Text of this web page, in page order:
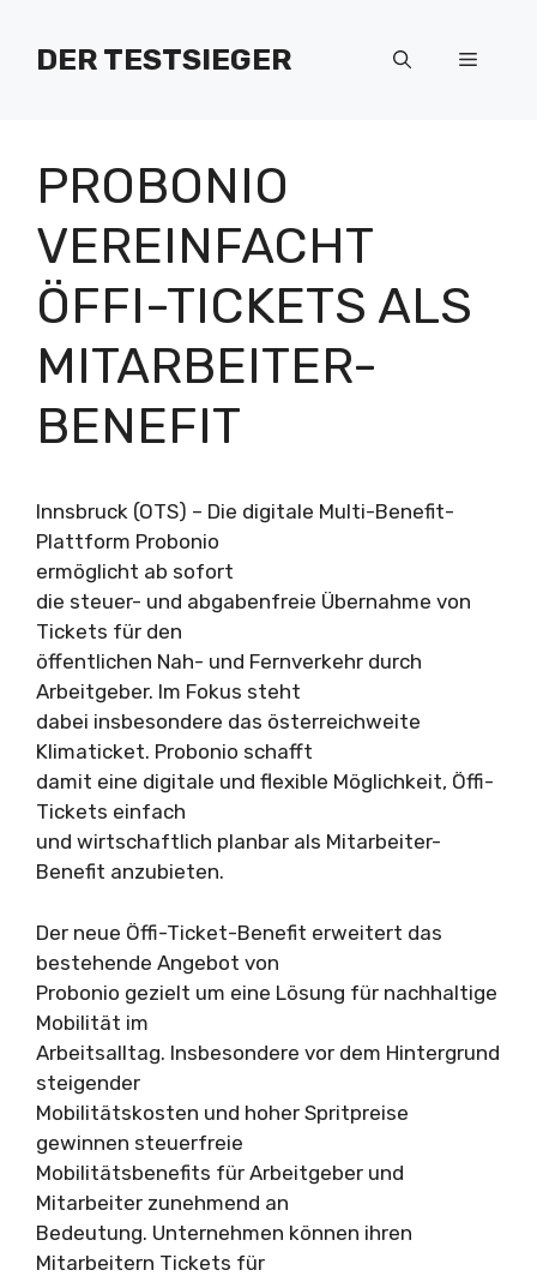
Inhalt
springenDER TESTSIEGER Menü
PROBONIO
VEREINFACHT
ÖFFI-TICKETS ALS
MITARBEITER-
BENEFIT
Innsbruck (OTS) – Die digitale Multi-Benefit-
Plattform Probonio
ermöglicht ab sofort
die steuer- und abgabenfreie Übernahme von
Tickets für den
öffentlichen Nah- und Fernverkehr durch
Arbeitgeber. Im Fokus steht
dabei insbesondere das österreichweite
Klimaticket. Probonio schafft
damit eine digitale und flexible Möglichkeit, Öffi-
Tickets einfach
und wirtschaftlich planbar als Mitarbeiter-
Benefit anzubieten.
Der neue Öffi-Ticket-Benefit erweitert das
bestehende Angebot von
Probonio gezielt um eine Lösung für nachhaltige
Mobilität im
Arbeitsalltag. Insbesondere vor dem Hintergrund
steigender
Mobilitätskosten und hoher Spritpreise
gewinnen steuerfreie
Mobilitätsbenefits für Arbeitgeber und
Mitarbeiter zunehmend an
Bedeutung. Unternehmen können ihren
Mitarbeitern Tickets für